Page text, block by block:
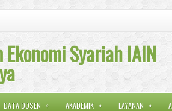
Syariah IAIN
DATA DOSEN » AKADEMIK » LAYANAN »